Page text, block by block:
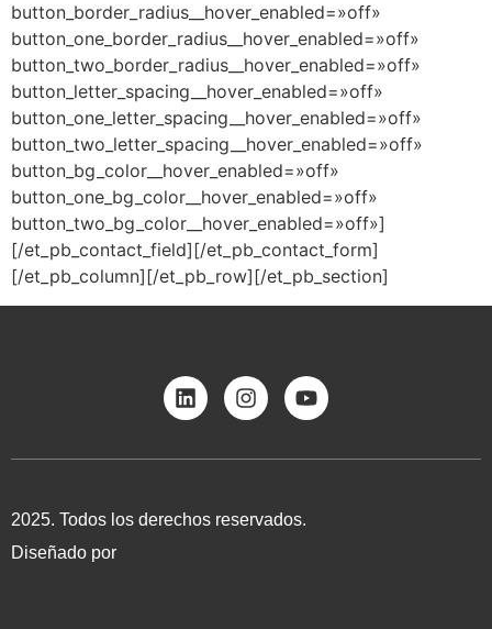
button_border_radius__hover_enabled=»off»
button_one_border_radius__hover_enabled=»off»
button_two_border_radius__hover_enabled=»off»
button_letter_spacing__hover_enabled=»off»
button_one_letter_spacing__hover_enabled=»off»
button_two_letter_spacing__hover_enabled=»off»
button_bg_color__hover_enabled=»off»
button_one_bg_color__hover_enabled=»off»
button_two_bg_color__hover_enabled=»off»]
[/et_pb_contact_field][/et_pb_contact_form]
[/et_pb_column][/et_pb_row][/et_pb_section]
2025. Todos los derechos reservados.
Diseñado por